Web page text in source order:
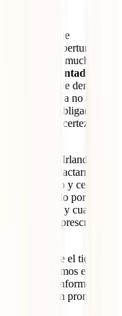
médica
seguro de viaje
con cobertura en el
tener tarifas mucho más
por adelantado
que puede demorar
podría no afectar
verte obligado a
sin certeza de
de viaje a Irlanda,
y contactarnos, te
adecuado y cercano
esperando por ti y
tu consulta
y cualquier
que te prescriban.
tomarte el tiempo
te facilitamos el
facturas e informes
tan pronto